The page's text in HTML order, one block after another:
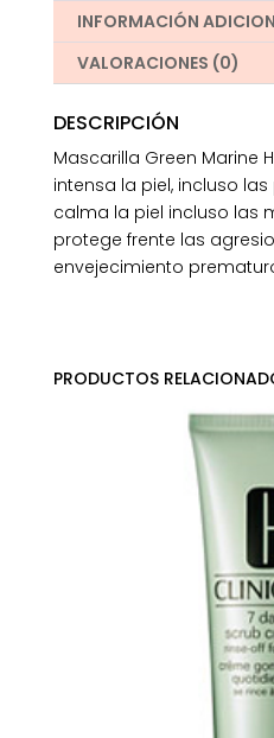
INFORMACIÓN
VALORACIONES (0)
DESCRIPCIÓN
Mascarilla Green Marine
intensa la piel, incluso
calma la piel incluso las
protege frente las
envejecimiento
PRODUCTOS